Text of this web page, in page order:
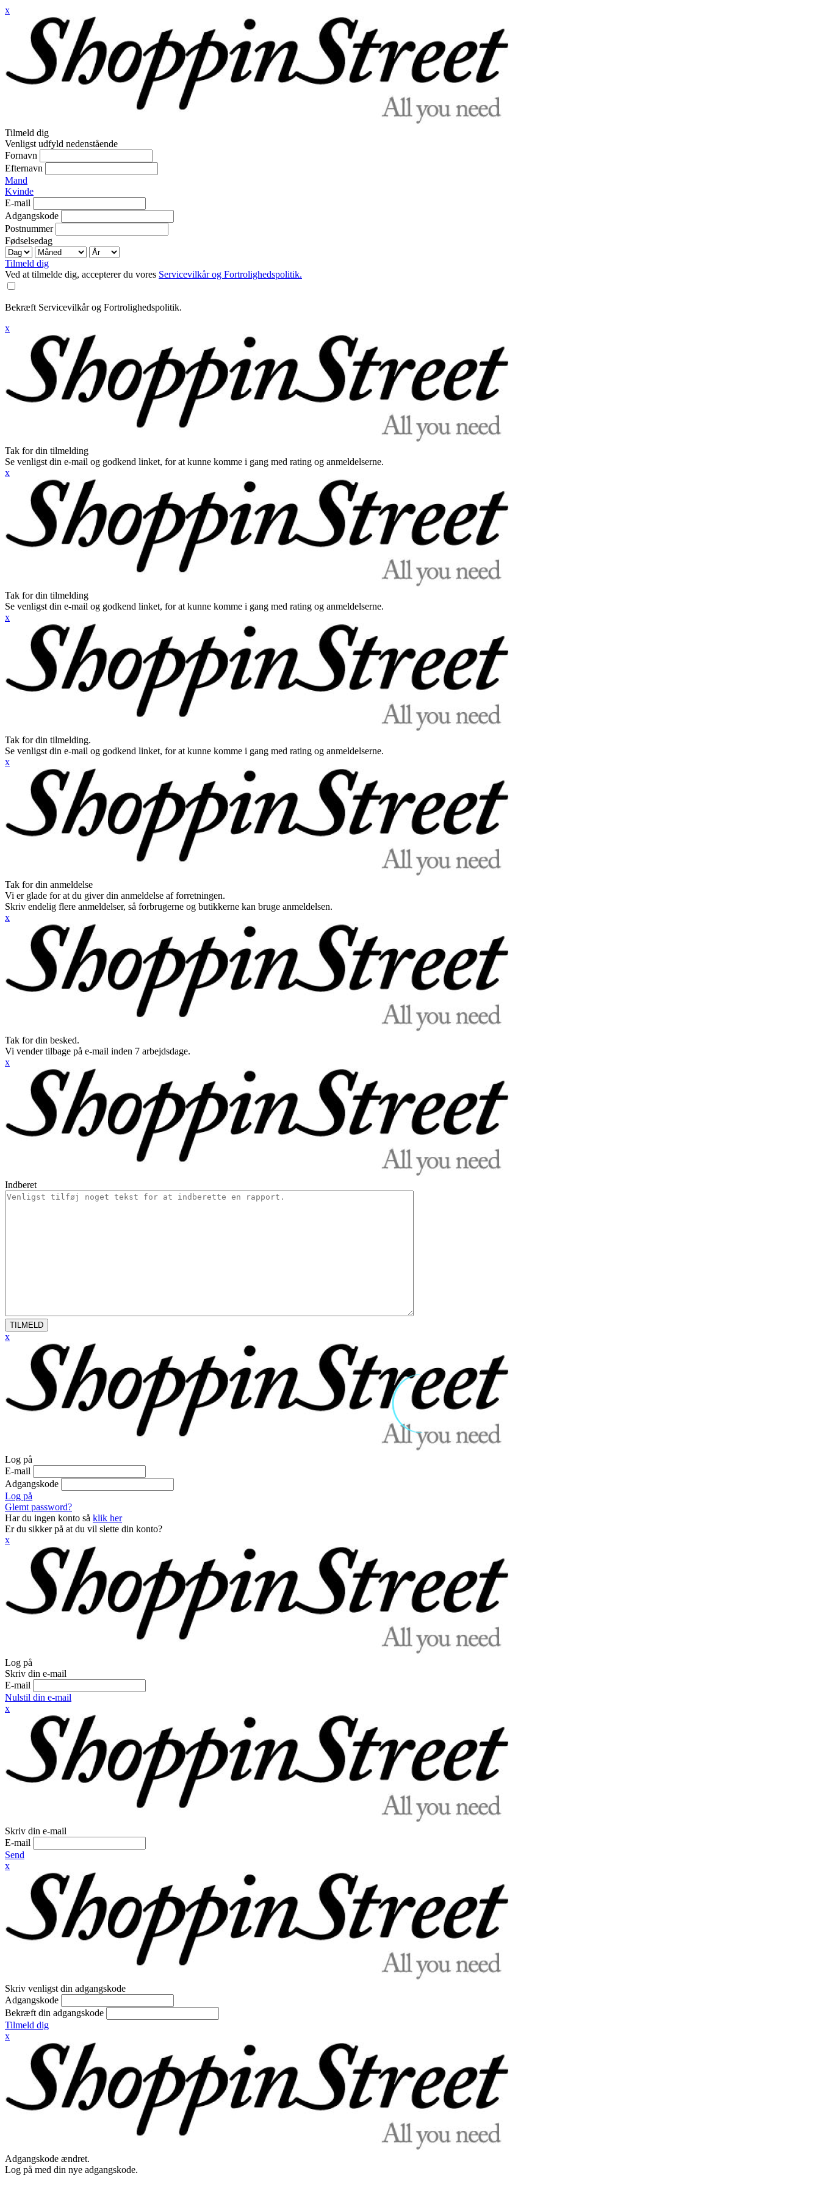
x
Tilmeld dig
Venligst udfyld nedenstående
Fornavn
Efternavn
Mand
Kvinde
E-mail
Adgangskode
Postnummer
Fødselsedag
Tilmeld dig
Ved at tilmelde dig, accepterer du vores Servicevilkår og Fortrolighedspolitik.
Bekræft Servicevilkår og Fortrolighedspolitik.
x
Tak for din tilmelding
Se venligst din e-mail og godkend linket, for at kunne komme i gang med rating og anmeldelserne.
x
Tak for din tilmelding
Se venligst din e-mail og godkend linket, for at kunne komme i gang med rating og anmeldelserne.
x
Tak for din tilmelding.
Se venligst din e-mail og godkend linket, for at kunne komme i gang med rating og anmeldelserne.
x
Tak for din anmeldelse
Vi er glade for at du giver din anmeldelse af forretningen.
Skriv endelig flere anmeldelser, så forbrugerne og butikkerne kan bruge anmeldelsen.
x
Tak for din besked.
Vi vender tilbage på e-mail inden 7 arbejdsdage.
x
Indberet
TILMELD
x
Log på
E-mail
Adgangskode
Log på
Glemt password?
Har du ingen konto så klik her
Er du sikker på at du vil slette din konto?
x
Log på
Skriv din e-mail
E-mail
Nulstil din e-mail
x
Skriv din e-mail
E-mail
Send
x
Skriv venligst din adgangskode
Adgangskode
Bekræft din adgangskode
Tilmeld dig
x
Adgangskode ændret.
Log på med din nye adgangskode.